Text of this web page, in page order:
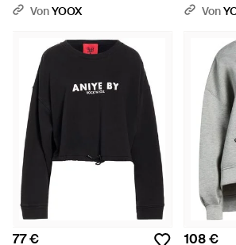
VonYOOX
Von
77 € 108 €